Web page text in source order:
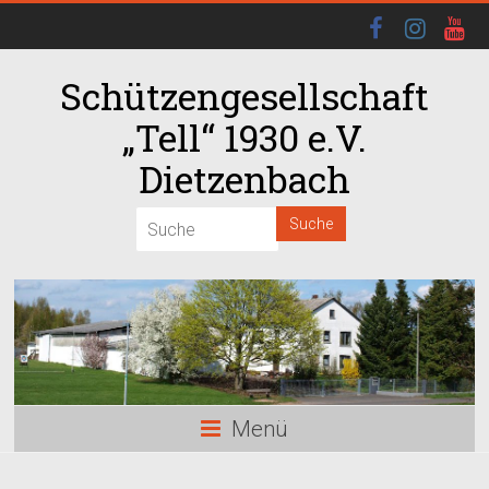
Schützengesellschaft
„Tell“ 1930 e.V.
Dietzenbach
Menü
02:00
04:00